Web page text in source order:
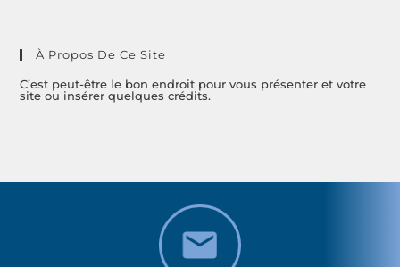
À Propos De Ce Site
C’est peut-être le bon endroit pour vous présenter et votre
site ou insérer quelques crédits.